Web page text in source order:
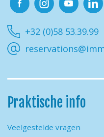
+32 (0)58 53.39.99
Praktische info
Veelgestelde vragen